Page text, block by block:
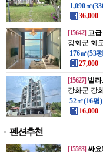
1,090㎡
36,000
[15642] 고
강화군 화
176㎡(53
27,000
[15627] 빌
강화군 강
52㎡(16평)
16,000
펜션추천
[15583] 싸요